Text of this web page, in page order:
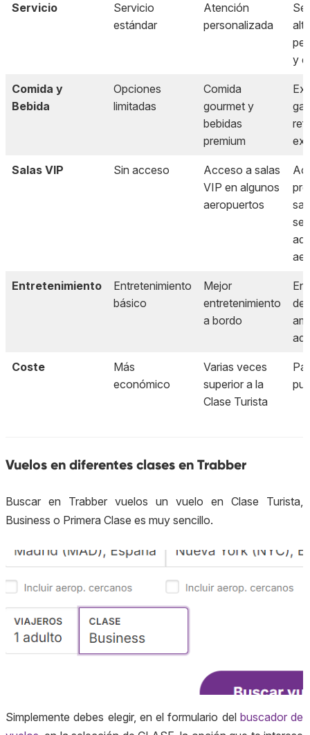
Servicio
Servicio
estándar
Atención
personalizada
y
Comida y
Bebida
Opciones
limitadas
Comida
gourmet y
bebidas
premium
Salas VIP Sin acceso
Acceso a salas
VIP en algunos
aeropuertos
Entretenimiento
Entretenimiento
básico
Mejor
entretenimiento
a bordo
de
Coste
Más
económico
Varias veces
superior a la
Clase Turista
Vuelos en diferentes clases en Trabber
Buscar en Trabber vuelos un vuelo en Clase Turista,
Business o Primera Clase es muy sencillo.
Simplemente debes elegir, en el formulario del buscador de